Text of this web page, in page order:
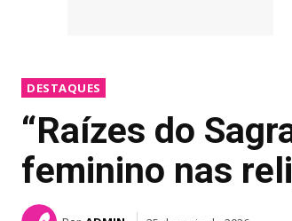
DESTAQUES
“Raízes do
feminino nas